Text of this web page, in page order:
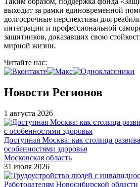
выходит за рамки единовременной
долгосрочные перспективы для
интеграции и профессиональной
защитников, доказавших свою
мирной жизни.
Читайте нас:
Новости Регионов
1 августа 2026
Доступная Москва: как столица
особенностями здоровья
Московская область
31 июля 2026
Работодателям Новосибирской